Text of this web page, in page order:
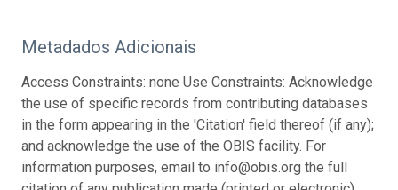
Metadados Adicionais
Access Constraints: none Use Constraints: Acknowledge
the use of specific records from contributing databases
in the form appearing in the 'Citation' field thereof (if any);
and acknowledge the use of the OBIS facility. For
information purposes, email to info@obis.org the full